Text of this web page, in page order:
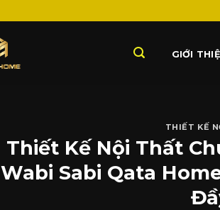
GIỚI
THIẾT KẾ
Thiết Kế Nội Thất
Wabi Sabi Qata